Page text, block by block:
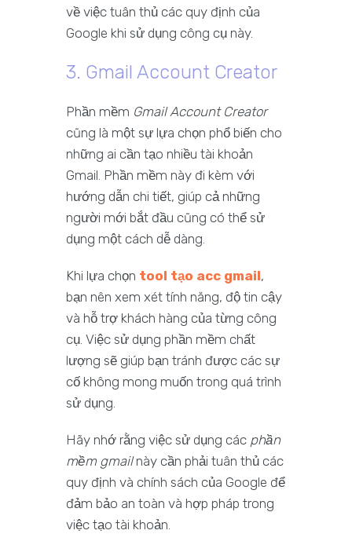
về việc tuân thủ các quy định của
Google khi sử dụng công cụ này.
3. Gmail Account Creator
Phần mềm Gmail Account Creator
cũng là một sự lựa chọn phổ biến cho
những ai cần tạo nhiều tài khoản
Gmail. Phần mềm này đi kèm với
hướng dẫn chi tiết, giúp cả những
người mới bắt đầu cũng có thể sử
dụng một cách dễ dàng.
Khi lựa chọn tool tạo acc gmail,
bạn nên xem xét tính năng, độ tin cậy
và hỗ trợ khách hàng của từng công
cụ. Việc sử dụng phần mềm chất
lượng sẽ giúp bạn tránh được các sự
cố không mong muốn trong quá trình
sử dụng.
Hãy nhớ rằng việc sử dụng các phần
mềm gmailnày cần phải tuân thủ các
quy định và chính sách của Google để
đảm bảo an toàn và hợp pháp trong
việc tạo tài khoản.